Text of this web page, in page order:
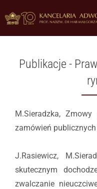
do
treści
Publikacje -
M.Sieradzka,
zamówień
J.Rasiewicz,
skutecznym
zwalczanie